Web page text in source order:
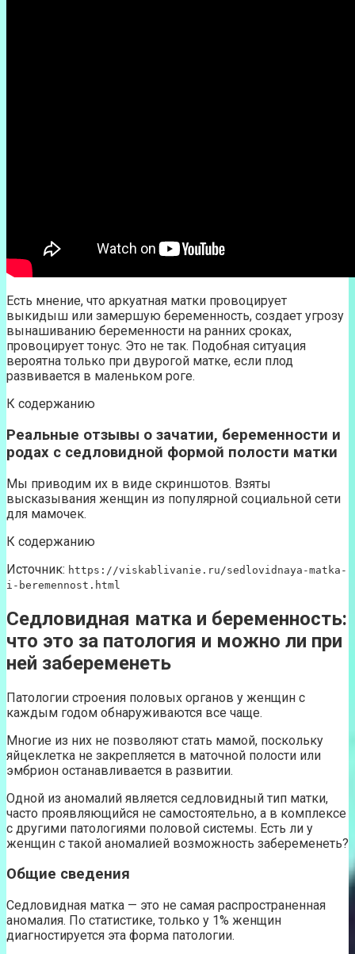
Есть мнение, что аркуатная матки провоцирует
выкидыш или замершую беременность, создает угрозу
вынашиванию беременности на ранних сроках,
провоцирует тонус. Это не так. Подобная ситуация
вероятна только при двурогой матке, если плод
развивается в маленьком роге.
К содержанию
Реальные отзывы о зачатии, беременности и
родах с седловидной формой полости матки
Мы приводим их в виде скриншотов. Взяты
высказывания женщин из популярной социальной сети
для мамочек.
К содержанию
Источник: https://viskablivanie.ru/sedlovidnaya-matka-
i-beremennost.html
Седловидная матка и беременность:
что это за патология и можно ли при
ней забеременеть
Патологии строения половых органов у женщин с
каждым годом обнаруживаются все чаще.
Многие из них не позволяют стать мамой, поскольку
яйцеклетка не закрепляется в маточной полости или
эмбрион останавливается в развитии.
Одной из аномалий является седловидный тип матки,
часто проявляющийся не самостоятельно, а в комплексе
с другими патологиями половой системы. Есть ли у
женщин с такой аномалией возможность забеременеть?
Общие сведения
Седловидная матка — это не самая распространенная
аномалия. По статистике, только у 1% женщин
диагностируется эта форма патологии.